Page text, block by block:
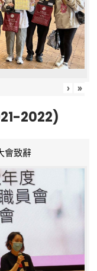
› »
2022)
會致辭